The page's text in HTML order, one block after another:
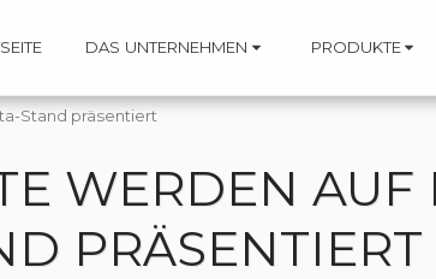
DAS UNTERNEHMEN PRODUKTE
Stand präsentiert
WERDEN
PRÄSENTIERT